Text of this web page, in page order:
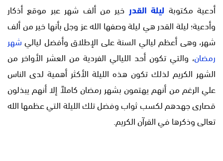
أدعية مكتوبة ليلة القدر خير من ألف شهر عبر موقع أذكار
وأدعية؛ ليلة القدر هي ليلة وصفها الله عز وجل بأنها خير من ألف
شهر، وهى أعظم ليالي السنة على الإطلاق وأفضل لياليشهر
رمضان، والتي تكون أحد الليالي الفردية من العشر الأواخر من
الشهر الكريم لذلك تكون هذه الليلة الأكثر أهمية لدى الناس
علي الرغم من أنهم يهتمون بشهر رمضان كاملاً إلا أنهم يبذلون
قصارى جهدهم لكسب ثواب وفضل تلك الليلة التي عظمها الله
تعالى وذكرها في القرآن الكريم.